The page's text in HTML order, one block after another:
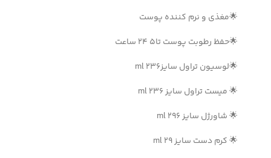
🌟مغذی و نرم کننده پوست
🌟حفظ رطوبت پوست تا5 24 ساعت
🌟لوسیون تراول سایز236 ml
🌟 میست تراول سایز 236 ml
🌟 شاورژل سایز 296 ml
🌟 کرم دست سایز 29 ml